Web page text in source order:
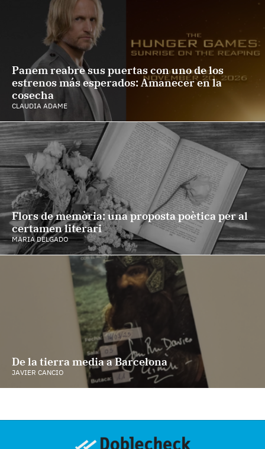
Panem reabre sus puertas con uno de los
estrenos más esperados: Amanecer en la
cosecha
CLAUDIA ADAME
Flors de memòria: una proposta poètica per al
certamen literari
MARIA DELGADO
De la tierra media a Barcelona
JAVIER CANCIO